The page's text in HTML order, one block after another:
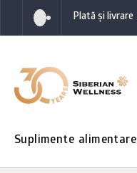
Plată și livrare
Suplimente alimentare